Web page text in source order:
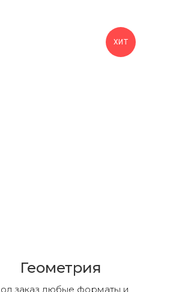
ХИТ
Геометрия
заказ любые форматы и